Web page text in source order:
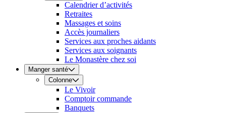
Calendrier d’activités
Retraites
Massages et soins
Accès journaliers
Services aux proches aidants
Services aux soignants
Le Monastère chez soi
Manger santé
Colonne
Le Vivoir
Comptoir commande
Banquets